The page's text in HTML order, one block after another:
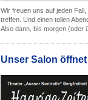
Wir freuen uns auf jeden
treffen. Und einen tollen
Also dann, bis morgen (oder
Unser Salon öffnet